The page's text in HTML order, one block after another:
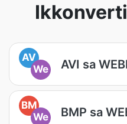
AV
We
AVI sa
BM
We
BMP sa